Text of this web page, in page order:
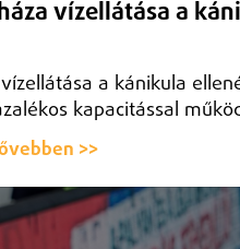
vízellátása a
a kánikula
kapacitással
>>